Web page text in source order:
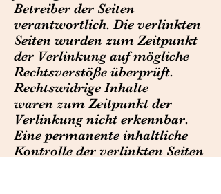
Betreiber der Seiten
verantwortlich. Die verlinkten
Seiten wurden zum Zeitpunkt
der Verlinkung auf mögliche
Rechtsverstöße überprüft.
Rechtswidrige Inhalte
waren zum Zeitpunkt der
Verlinkung nicht erkennbar.
Eine permanente inhaltliche
Kontrolle der verlinkten Seiten